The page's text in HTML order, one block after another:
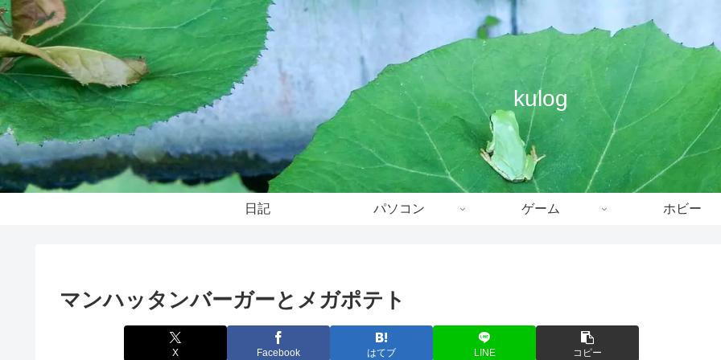
kulog
日記 パソコン ゲーム ホビー
マンハッタンバーガーとメガポテト
X Facebook はてブ LINE コピー